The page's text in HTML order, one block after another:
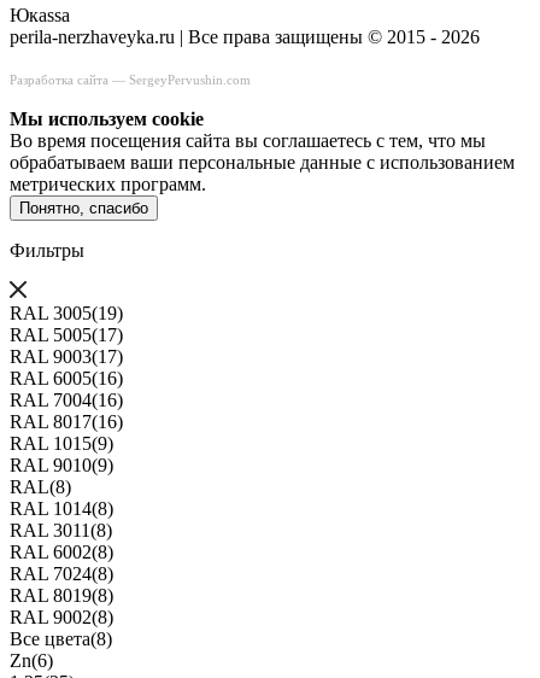
Юкаssа
perila-nerzhaveyka.ru | Все права защищены © 2015 - 2026
Разработка сайта — SergeyPervushin.com
Мы используем сookie
Во время посещения сайта вы соглашаетесь с тем, что мы
обрабатываем ваши персональные данные с использованием
метрических программ.
Понятно, спасибо
Фильтры
RAL 3005(19)
RAL 5005(17)
RAL 9003(17)
RAL 6005(16)
RAL 7004(16)
RAL 8017(16)
RAL 1015(9)
RAL 9010(9)
RAL(8)
RAL 1014(8)
RAL 3011(8)
RAL 6002(8)
RAL 7024(8)
RAL 8019(8)
RAL 9002(8)
Все цвета(8)
Zn(6)